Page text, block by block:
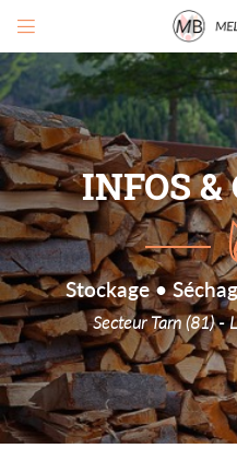

81390 Briatexte
07 88 34 57 87
 Adresse email de réception
En cochant cette case, vous consentez à
l'adresse email indiqué ci-dessus. Vous
le formulaire de désinscription.
PENSEZ À
07 88
INFOS &
Stockage •
Secteur Tarn (81) -